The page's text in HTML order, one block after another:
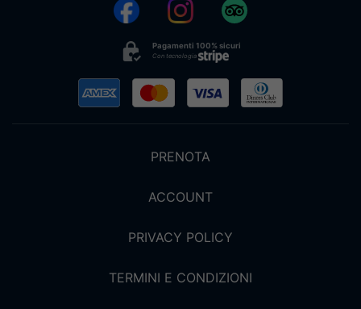
Pagamenti 100% sicuri
Con tecnologia
PRENOTA
ACCOUNT
PRIVACY POLICY
TERMINI E CONDIZIONI